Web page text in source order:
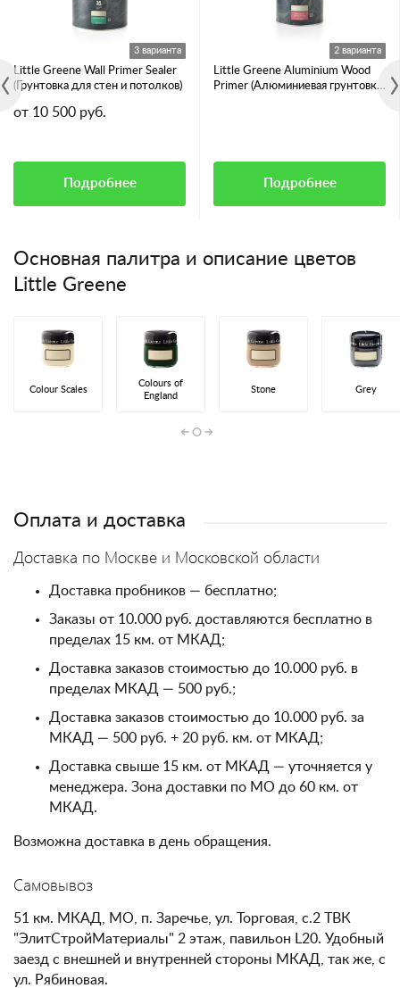
3 варианта
Little Greene Wall Primer Sealer
(Грунтовка для стен и потолков)
от 10 500 руб.
Подробнее
2 варианта
Little Greene Aluminium Wood
Primer (Алюминиевая грунтовка
Подробнее
Основная палитра и описание цветов
Little Greene
Colour Scales
Colours of
England
Stone Grey
Оплата и доставка
Доставка по Москве и Московской области
Доставка пробников — бесплатно;
Заказы от 10.000 руб. доставляются бесплатно в
пределах 15 км. от МКАД;
Доставка заказов стоимостью до 10.000 руб. в
пределах МКАД — 500 руб.;
Доставка заказов стоимостью до 10.000 руб. за
МКАД — 500 руб. + 20 руб. км. от МКАД;
Доставка свыше 15 км. от МКАД — уточняется у
менеджера. Зона доставки по МО до 60 км. от
МКАД.
Возможна доставка в день обращения.
Самовывоз
51 км. МКАД, МО, п. Заречье, ул. Торговая, с.2 ТВК
"ЭлитСтройМатериалы" 2 этаж, павильон L20. Удобный
заезд с внешней и внутренней стороны МКАД, так же, с
ул. Рябиновая.